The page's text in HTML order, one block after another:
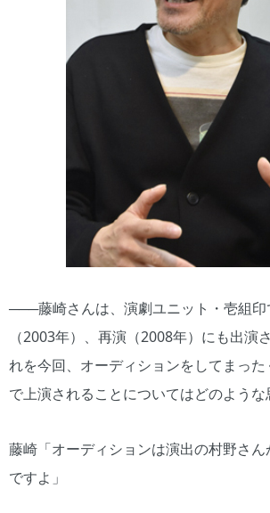
───藤崎さんは、演劇ユニット・壱組
（2003年）、再演（2008年）にも出演
れを今回、オーディションをしてまっ
で上演されることについてはどのような
藤崎「オーディションは演出の村野さ
ですよ」